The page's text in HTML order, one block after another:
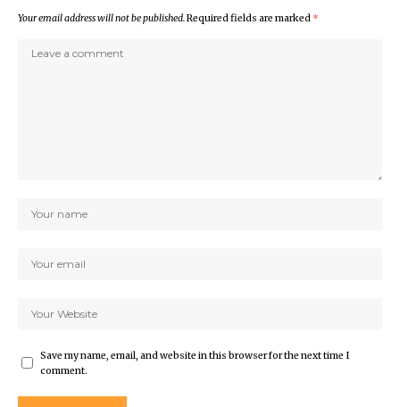
Your email address will not be published.Required fields are marked *
Save my name, email, and website in this browser for the next time I
comment.